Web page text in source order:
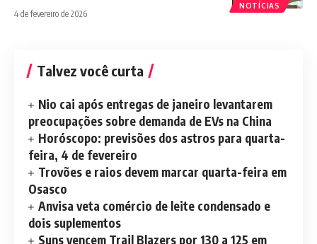
NOTÍCIAS
4 de fevereiro de 2026
Talvez você curta
Nio cai após entregas de janeiro levantarem
preocupações sobre demanda de EVs na China
Horóscopo: previsões dos astros para quarta-
feira, 4 de fevereiro
Trovões e raios devem marcar quarta-feira em
Osasco
Anvisa veta comércio de leite condensado e
dois suplementos
Suns vencem Trail Blazers por 130 a 125 em